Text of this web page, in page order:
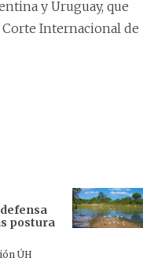
y Uruguay, que
Internacional de
postura
ÚH